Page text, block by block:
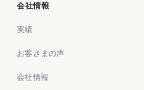
会社情報
実績
お客さまの声
会社情報